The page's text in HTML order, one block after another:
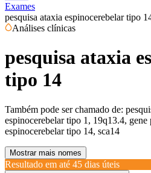
Exames
pesquisa ataxia espinocerebelar tipo
Análises clínicas
pesquisa ataxia
tipo 14
Também pode ser chamado de:
espinocerebelar tipo 1, 19q13.4, gene
espinocerebelar tipo 14, sca14
Mostrar mais nomes
Resultado em até 45 dias úteis